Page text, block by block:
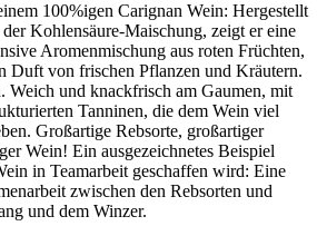
100%igen Carignan Wein: Hergestellt
Kohlensäure-Maischung, zeigt er eine
Aromenmischung aus roten Früchten,
Duft von frischen Pflanzen und Kräutern.
Weich und knackfrisch am Gaumen, mit
Tanninen, die dem Wein viel
Großartige Rebsorte, großartiger
Wein! Ein ausgezeichnetes Beispiel
in Teamarbeit geschaffen wird: Eine
zwischen den Rebsorten und
und dem Winzer.